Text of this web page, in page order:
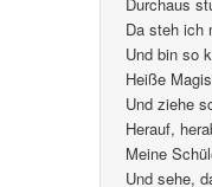
Da steh ich
Und bin so
Heiße
Und ziehe
Herauf,
Meine
Und sehe,